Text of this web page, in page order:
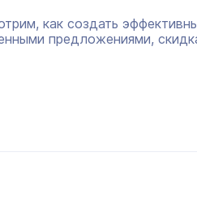
как создать
предложениями,